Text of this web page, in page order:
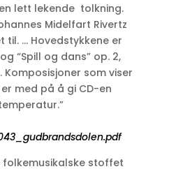
lett lekende tolkning.
Midelfart Rivertz
til. … Hovedstykkene er
“Spill og dans” op. 2,
som viser
med på å gi CD-en
folkemusikalske stoffet